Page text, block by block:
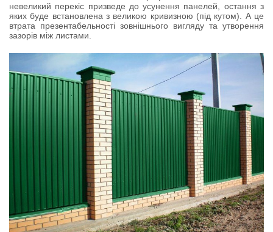
невеликий перекіс призведе до усунення панелей, остання з
яких буде встановлена з великою кривизною (під кутом). А це
втрата презентабельності зовнішнього вигляду та утворення
зазорів між листами.